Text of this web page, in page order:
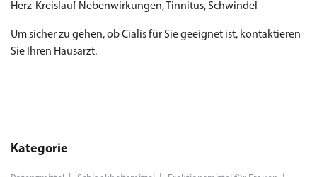
Herz-Kreislauf Nebenwirkungen, Tinnitus, Schwindel
Um sicher zu gehen, ob Cialis für Sie geeignet ist, kontaktieren
Sie Ihren Hausarzt.
Kategorie